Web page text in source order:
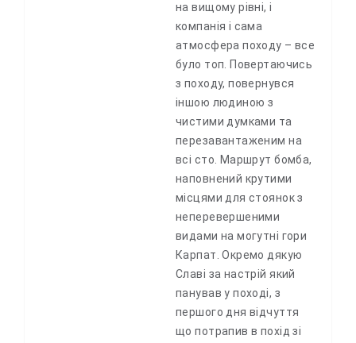
на вищому рівні, і
компанія і сама
атмосфера походу – все
було топ. Повертаючись
з походу, повернувся
іншою людиною з
чистими думками та
перезавантаженим на
всі сто. Маршрут бомба,
наповнений крутими
місцями для стоянок з
неперевершеними
видами на могутні гори
Карпат. Окремо дякую
Славі за настрій який
панував у поході, з
першого дня відчуття
що потрапив в похід зі